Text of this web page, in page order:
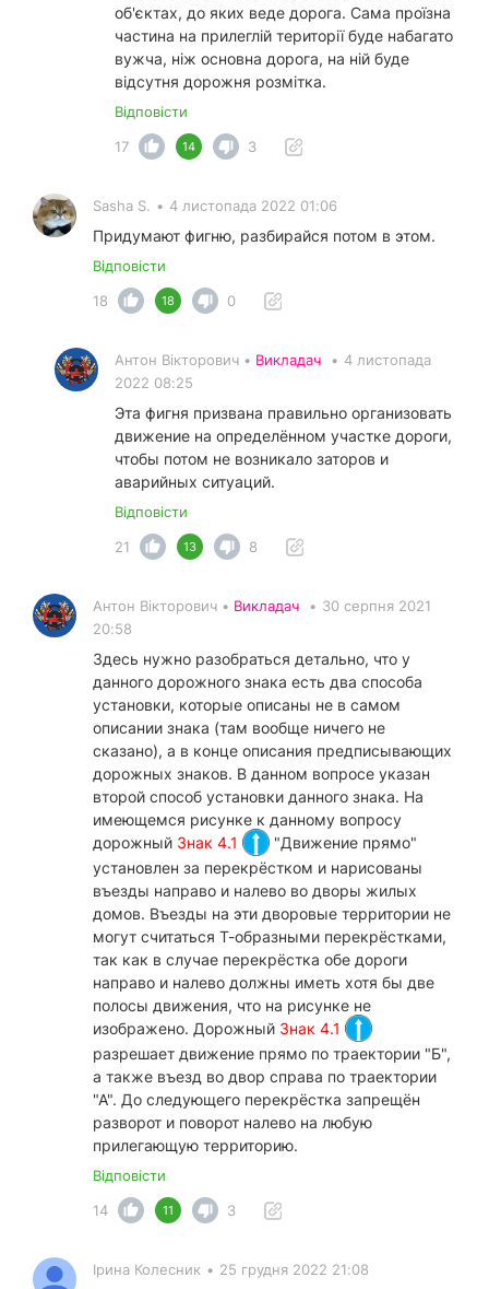
об'єктах, до яких веде дорога. Сама проїзна
частина на прилеглій території буде набагато
вужча, ніж основна дорога, на ній буде
відсутня дорожня розмітка.
Відповісти
17
14 3
Sasha S. • 4 листопада 2022 01:06
Придумают фигню, разбирайся потом в этом.
Відповісти
18
18 0
Антон Вікторович • Викладач • 4 листопада
2022 08:25
Эта фигня призвана правильно организовать
движение на определённом участке дороги,
чтобы потом не возникало заторов и
аварийных ситуаций.
Відповісти
21
13 8
Антон Вікторович • Викладач • 30 серпня 2021
20:58
Здесь нужно разобраться детально, что у
данного дорожного знака есть два способа
установки, которые описаны не в самом
описании знака (там вообще ничего не
сказано), а в конце описания предписывающих
дорожных знаков. В данном вопросе указан
второй способ установки данного знака. На
имеющемся рисунке к данному вопросу
дорожный Знак 4.1
"Движение прямо"
установлен за перекрёстком и нарисованы
въезды направо и налево во дворы жилых
домов. Въезды на эти дворовые территории не
могут считаться Т-образными перекрёстками,
так как в случае перекрёстка обе дороги
направо и налево должны иметь хотя бы две
полосы движения, что на рисунке не
изображено. Дорожный Знак 4.1
разрешает движение прямо по траектории "Б",
а также въезд во двор справа по траектории
"А". До следующего перекрёстка запрещён
разворот и поворот налево на любую
прилегающую территорию.
Відповісти
14
11 3
Ірина Колесник • 25 грудня 2022 21:08